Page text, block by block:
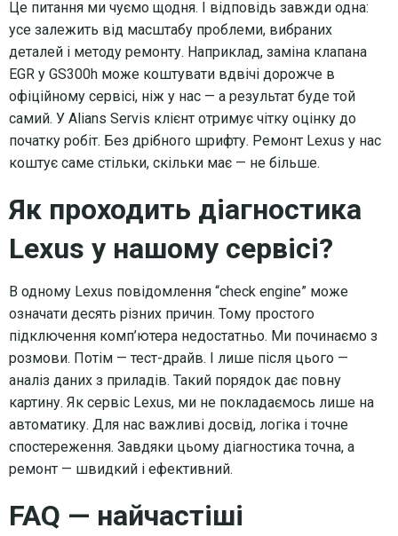
Це питання ми чуємо щодня. І відповідь завжди одна:
усе залежить від масштабу проблеми, вибраних
деталей і методу ремонту. Наприклад, заміна клапана
EGR у GS300h може коштувати вдвічі дорожче в
офіційному сервісі, ніж у нас — а результат буде той
самий. У Alians Servis клієнт отримує чітку оцінку до
початку робіт. Без дрібного шрифту. Ремонт Lexus у нас
коштує саме стільки, скільки має — не більше.
Як проходить діагностика
Lexus у нашому сервісі?
В одному Lexus повідомлення “check engine” може
означати десять різних причин. Тому простого
підключення комп’ютера недостатньо. Ми починаємо з
розмови. Потім — тест-драйв. І лише після цього —
аналіз даних з приладів. Такий порядок дає повну
картину. Як сервіс Lexus, ми не покладаємось лише на
автоматику. Для нас важливі досвід, логіка і точне
спостереження. Завдяки цьому діагностика точна, а
ремонт — швидкий і ефективний.
FAQ — найчастіші